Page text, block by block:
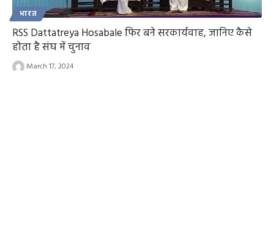
भारत
RSS Dattatreya Hosabale फिर बने सरकार्यवाह, जानिए कैसे
होता है संघ में चुनाव
March 17, 2024